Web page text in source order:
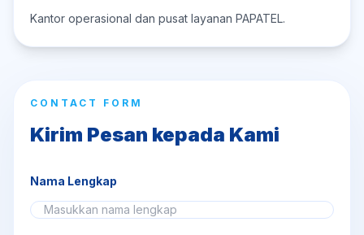
Kantor operasional dan pusat layanan PAPATEL.
CONTACT FORM
Kirim Pesan kepada Kami
Nama Lengkap